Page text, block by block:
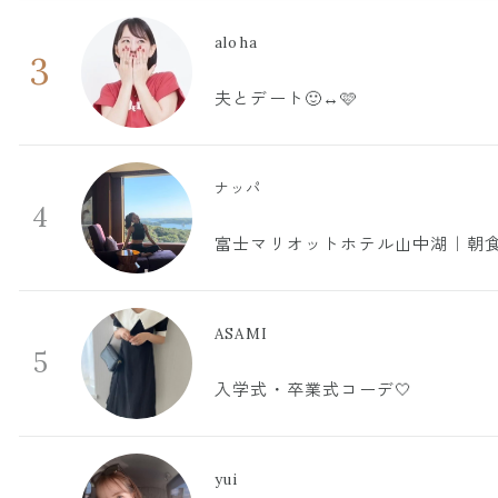
3
aloha
夫とデート🙂‍↔️🩷
4
ナッパ
富士マリオットホテル山中湖｜朝
5
ASAMI
入学式・卒業式コーデ🤍
yui